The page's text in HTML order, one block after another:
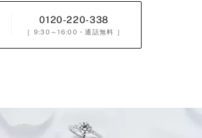
0120-220-338
［ 9:30～16:00 ・通話無料 ］